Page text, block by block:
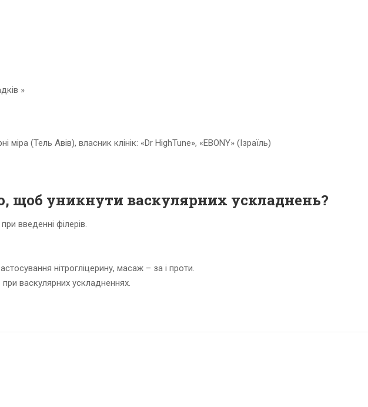
»
міра (Тель Авів), власник клінік: «Dr HighTune», «EBONY» (Ізраїль)
щоб уникнути васкулярних ускладнень?
введенні філерів.
нітрогліцерину, масаж – за і проти.
васкулярних ускладненнях.